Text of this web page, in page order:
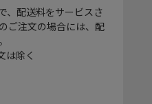
、配送料をサービスさ
ご注文の場合には、配
は除く